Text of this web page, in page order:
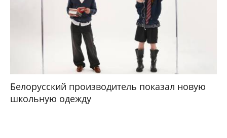
Белорусский производитель показал новую
школьную одежду